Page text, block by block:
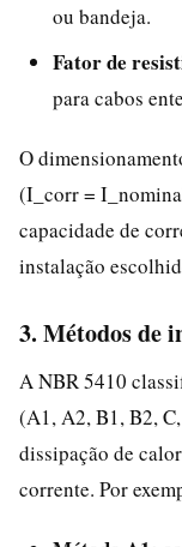
ou bandeja.
Fator de
para cabos
O
(I_corr =
capacidade de
instalação
3. Métodos de
A NBR 5410
(A1, A2, B1, B2,
dissipação de
corrente. Por